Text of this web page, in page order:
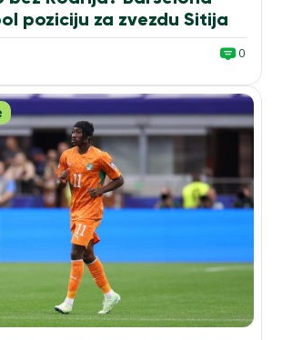
poziciju za zvezdu Sitija
0